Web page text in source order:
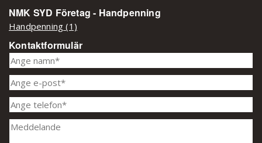
NMK SYD Företag - Handpenning
Handpenning (1)
Kontaktformulär